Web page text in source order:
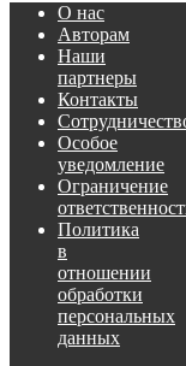
О нас
Авторам
Наши
партнеры
Контакты
Особое
уведомление
Ограничение
Политика
в
отношении
обработки
персональных
данных